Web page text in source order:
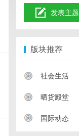
发表主题
版块推荐
社会生活
晒货殿堂
国际动态